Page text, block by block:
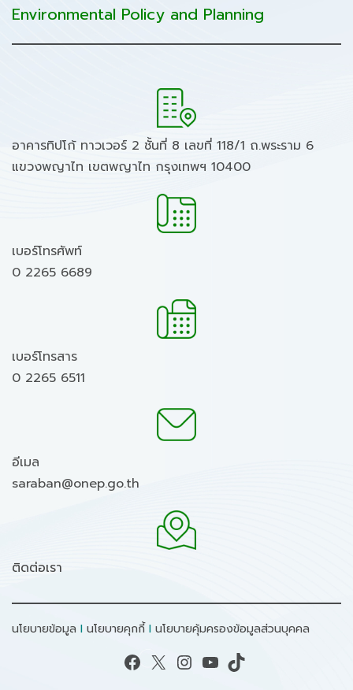
Environmental Policy and Planning
อาคารทิปโก้ ทาวเวอร์ 2 ชั้นที่ 8 เลขที่ 118/1 ถ.พระราม 6
แขวงพญาไท เขตพญาไท กรุงเทพฯ 10400
เบอร์โทรศัพท์
0 2265 6689
เบอร์โทรสาร
0 2265 6511
อีเมล
saraban@onep.go.th
ติดต่อเรา
นโยบายข้อมูล I นโยบายคุกกี้ I นโยบายคุ้มครองข้อมูลส่วนบุคคล
Facebook X Instagram YouTube TikTok